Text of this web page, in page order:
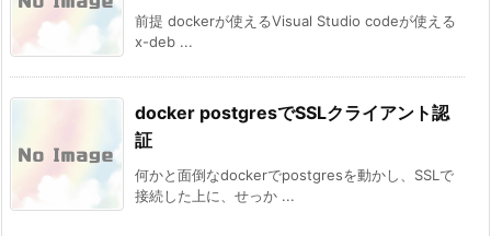
前提 dockerが使えるVisual Studio codeが使える
x-deb ...
docker postgresでSSLクライアント認
証
何かと面倒なdockerでpostgresを動かし、SSLで
接続した上に、せっか ...